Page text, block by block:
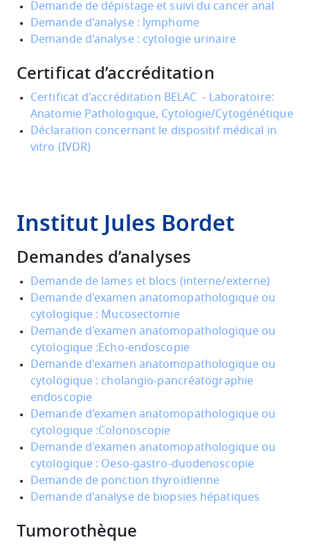
Demande de dépistage et suivi du cancer anal
Demande d'analyse : lymphome
Demande d'analyse : cytologie urinaire
Certificat d’accréditation
Certificat d'accréditation BELAC - Laboratoire:
Anatomie Pathologique, Cytologie/Cytogénétique
Déclaration concernant le dispositif médical in
vitro (IVDR)
Institut Jules Bordet
Demandes d’analyses
Demande de lames et blocs (interne/externe)
Demande d'examen anatomopathologique ou
cytologique : Mucosectomie
Demande d'examen anatomopathologique ou
cytologique :Echo-endoscopie
Demande d'examen anatomopathologique ou
cytologique : cholangio-pancréatographie
endoscopie
Demande d'examen anatomopathologique ou
cytologique :Colonoscopie
Demande d'examen anatomopathologique ou
cytologique : Oeso-gastro-duodenoscopie
Demande de ponction thyroïdienne
Demande d'analyse de biopsies hépatiques
Tumorothèque